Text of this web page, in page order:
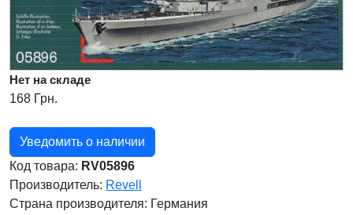
Нет на складе
168 Грн.
Уведомить о наличии
Код товара: RV05896
Производитель: Revell
Страна производителя: Германия